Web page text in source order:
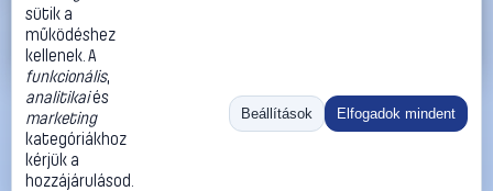
Kosárba
«
Ugrás:
Méret:
Rendezés:
©2026
ÁSZF
sütik a
működéshez
kellenek. A
funkcionális,
analitikaiés
marketing
kategóriákhoz
kérjük a
hozzájárulásod.
Beállítások Elfogadok mindent